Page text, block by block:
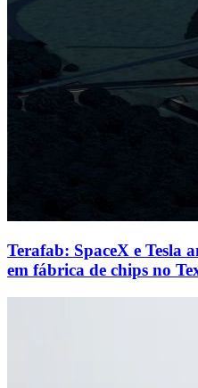
Terafab: SpaceX e Tesla
em fábrica de chips no